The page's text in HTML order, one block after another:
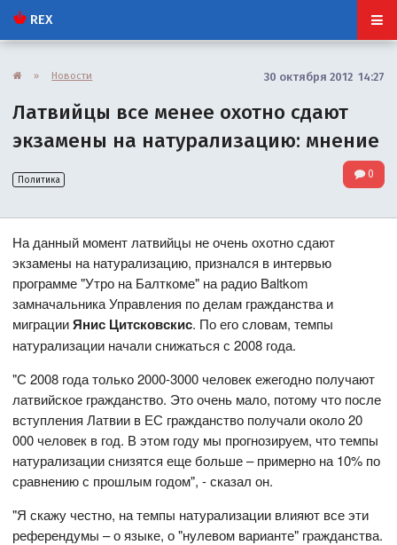
REX
» Новости 30 октября 2012 14:27
Латвийцы все менее охотно сдают
экзамены на натурализацию: мнение
Политика 0
На данный момент латвийцы не очень охотно сдают
экзамены на натурализацию, признался в интервью
программе "Утро на Балткоме" на радио Baltkom
замначальника Управления по делам гражданства и
миграцииЯнис Цитсковскис. По его словам, темпы
натурализации начали снижаться с 2008 года.
"С 2008 года только 2000-3000 человек ежегодно получают
латвийское гражданство. Это очень мало, потому что после
вступления Латвии в ЕС гражданство получали около 20
000 человек в год. В этом году мы прогнозируем, что темпы
натурализации снизятся еще больше – примерно на 10% по
сравнению с прошлым годом", - сказал он.
"Я скажу честно, на темпы натурализации влияют все эти
референдумы – о языке, о "нулевом варианте" гражданства.